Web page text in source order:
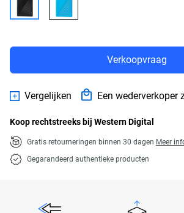
Verkoopvraag
Vergelijken Een wederverkoper
Koop rechtstreeks bij Western Digital
Gratis retourneringen binnen 30 dagen Meer
Gegarandeerd authentieke producten